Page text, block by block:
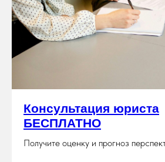
Консультация юриста
БЕСПЛАТНО
Получите оценку и прогноз